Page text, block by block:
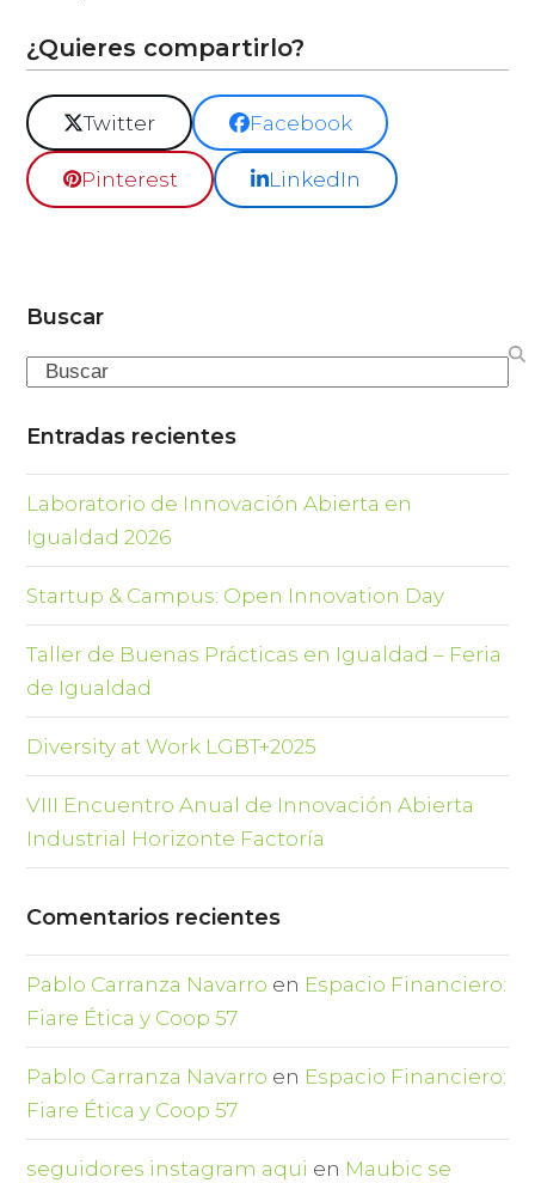
¿Quieres compartirlo?
Twitter Facebook
Pinterest LinkedIn
Buscar
Search
Entradas recientes
Laboratorio de Innovación Abierta en
Igualdad 2026
Startup & Campus: Open Innovation Day
Taller de Buenas Prácticas en Igualdad – Feria
de Igualdad
Diversity at Work LGBT+2025
VIII Encuentro Anual de Innovación Abierta
Industrial Horizonte Factoría
Comentarios recientes
Pablo Carranza Navarro en Espacio Financiero:
Fiare Ética y Coop 57
Pablo Carranza Navarro en Espacio Financiero:
Fiare Ética y Coop 57
seguidores instagram aqui en Maubic se